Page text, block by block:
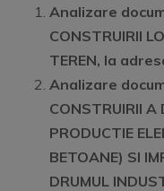
Analizare
CONSTRUIRII
TEREN, la
Analizare
CONSTRUIRII A
PRODUCTIE
BETOANE) SI
DRUMUL